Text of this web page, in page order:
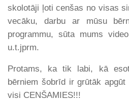
skolotāji ļoti cenšas no visas
vecāku, darbu ar mūsu
programmu, sūta mums
u.t.jprm.
Protams, ka tik labi, kā
bērniem šobrīd ir grūtāk
visi CENŠAMIES!!!